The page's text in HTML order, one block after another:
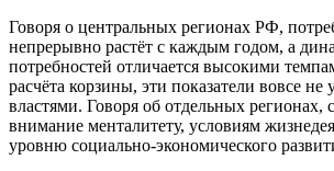
Говоря о центральных регионах РФ,
непрерывно растёт с каждым годом, а
потребностей отличается высокими
расчёта корзины, эти показатели вовсе не
властями. Говоря об отдельных регионах,
внимание менталитету, условиям
уровню социально-экономического